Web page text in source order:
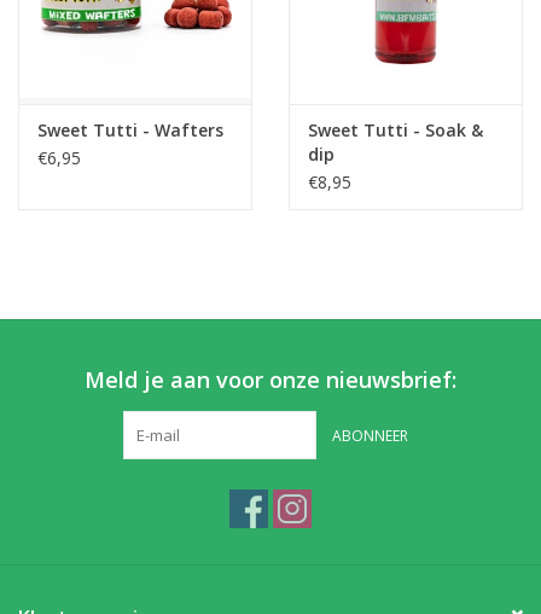
Sweet Tutti - Wafters
€6,95
Sweet Tutti - Soak &
dip
€8,95
Meld je aan voor onze nieuwsbrief:
ABONNEER